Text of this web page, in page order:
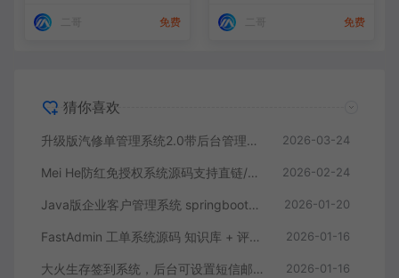
免费 免费
猜你喜欢
升级版汽修单管理系统2.0带后台管理+搭建教程 2026-03-24
Mei He防红免授权系统源码支持直链/跳转/短链接 2026-02-24
Java版企业客户管理系统 springboot+vue 2026-01-20
FastAdmin 工单系统源码 知识库 + 评价 + 短信邮件通知+搭建教程 2026-01-16
大火生存签到系统，后台可设置短信邮件配置 2026-01-16